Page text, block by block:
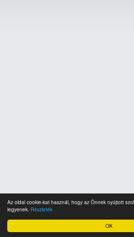
OK
Az oldal cookie-kat használ, hogy az Önnek nyújtott
legyenek. Részletek